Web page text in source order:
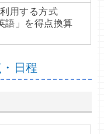
用する方式
語」を得点換算
日程